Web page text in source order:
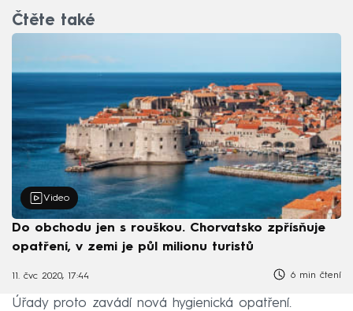
Čtěte také
Video
Do obchodu jen s rouškou. Chorvatsko zpřísňuje
opatření, v zemi je půl milionu turistů
11. čvc 2020, 17:44 6 min čtení
Úřady proto zavádí nová hygienická opatření.